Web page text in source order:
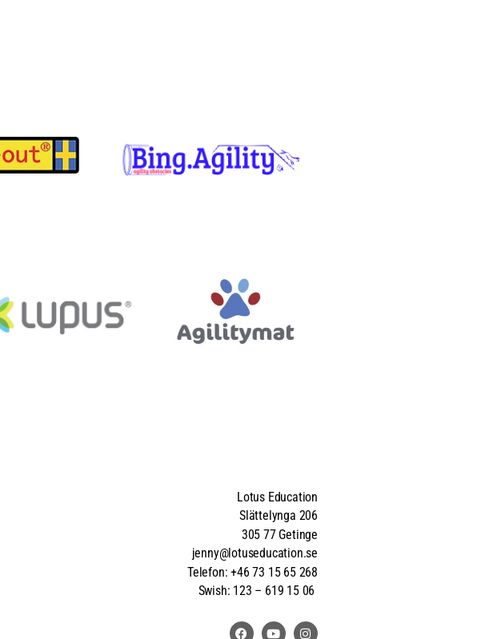
Lotus Education
Slättelynga 206
305 77 Getinge
jenny@lotuseducation.se
Telefon: +46 73 15 65 268
Swish: 123 – 619 15 06